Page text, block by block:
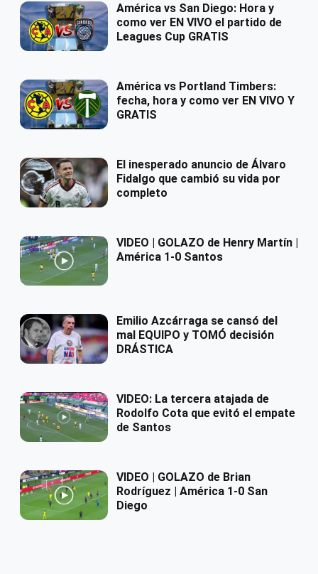
América vs San Diego: Hora y
como ver EN VIVO el partido de
Leagues Cup GRATIS
América vs Portland Timbers:
fecha, hora y como ver EN VIVO Y
GRATIS
El inesperado anuncio de Álvaro
Fidalgo que cambió su vida por
completo
VIDEO | GOLAZO de Henry Martín |
América 1-0 Santos
Emilio Azcárraga se cansó del
mal EQUIPO y TOMÓ decisión
DRÁSTICA
VIDEO: La tercera atajada de
Rodolfo Cota que evitó el empate
de Santos
VIDEO | GOLAZO de Brian
Rodríguez | América 1-0 San
Diego